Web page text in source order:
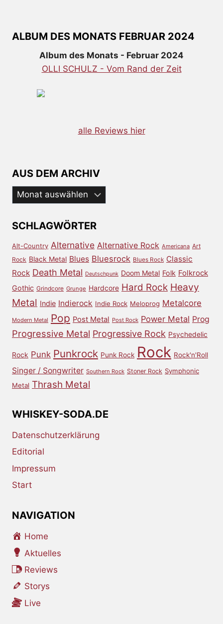
ALBUM DES MONATS FEBRUAR 2024
Album des Monats - Februar 2024
OLLI SCHULZ - Vom Rand der Zeit
alle Reviews hier
AUS DEM ARCHIV
Aus
dem
SCHLAGWÖRTER
Alt-Country Alternative Alternative Rock Americana Art
Rock Black Metal Blues Bluesrock Blues Rock Classic
Rock Death Metal Deutschpunk Doom Metal Folk Folkrock
Gothic Grindcore Grunge Hardcore Hard Rock Heavy
Metal Indie Indierock Indie Rock Meloprog Metalcore
Modern Metal Pop Post Metal Post Rock Power Metal Prog
Progressive Metal Progressive Rock Psychedelic
Rock Punk Punkrock Punk Rock Rock Rock'n'Roll
Singer / Songwriter Southern Rock Stoner Rock Symphonic
Metal Thrash Metal
WHISKEY-SODA.DE
Datenschutzerklärung
Editorial
Impressum
Start
NAVIGATION
Home
Aktuelles
Reviews
Storys
Live